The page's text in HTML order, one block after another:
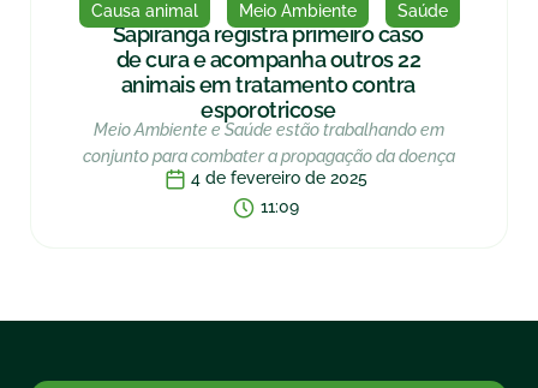
Causa animal Meio Ambiente Saúde
Sapiranga registra primeiro caso
de cura e acompanha outros 22
animais em tratamento contra
esporotricose
Meio Ambiente e Saúde estão trabalhando em
conjunto para combater a propagação da doença
4 de fevereiro de 2025
11:09